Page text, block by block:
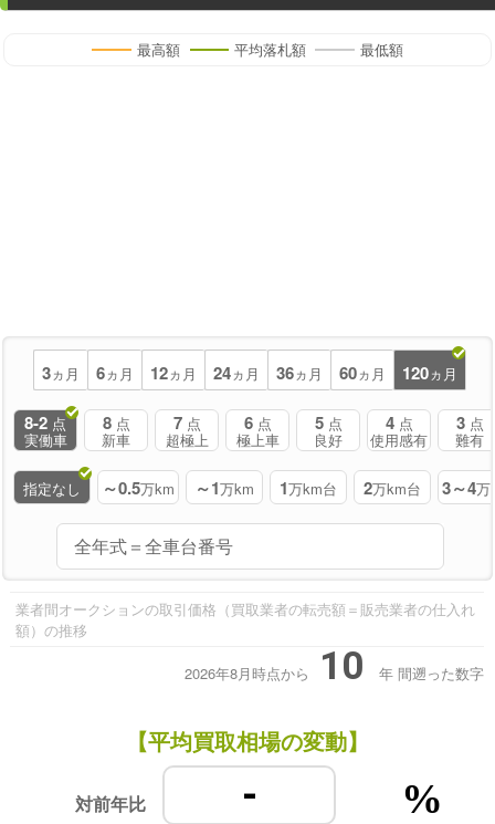
最高額 平均落札額 最低額
3ヵ月 6ヵ月 12ヵ月 24ヵ月 36ヵ月 60ヵ月 120ヵ月
8-2 点
実働車
8 点
新車
7 点
超極上
6 点
極上車
5 点
良好
4 点
使用感有
3 点
難有
指定なし ～0.5万km ～1万km 1万km台 2万km台 3～4万
業者間オークションの取引価格（買取業者の転売額＝販売業者の仕入れ
額）の推移
2026年8月時点から 10 年 間遡った数字
【平均買取相場の変動】
対前年比 - %